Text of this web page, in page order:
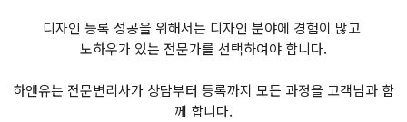
디자인 등록 성공을 위해서는 디자인 분야에 경험이 많고
노하우가 있는 전문가를 선택하여야 합니다.
하앤유는 전문변리사가 상담부터 등록까지 모든 과정을 고객님과 함
께 합니다.